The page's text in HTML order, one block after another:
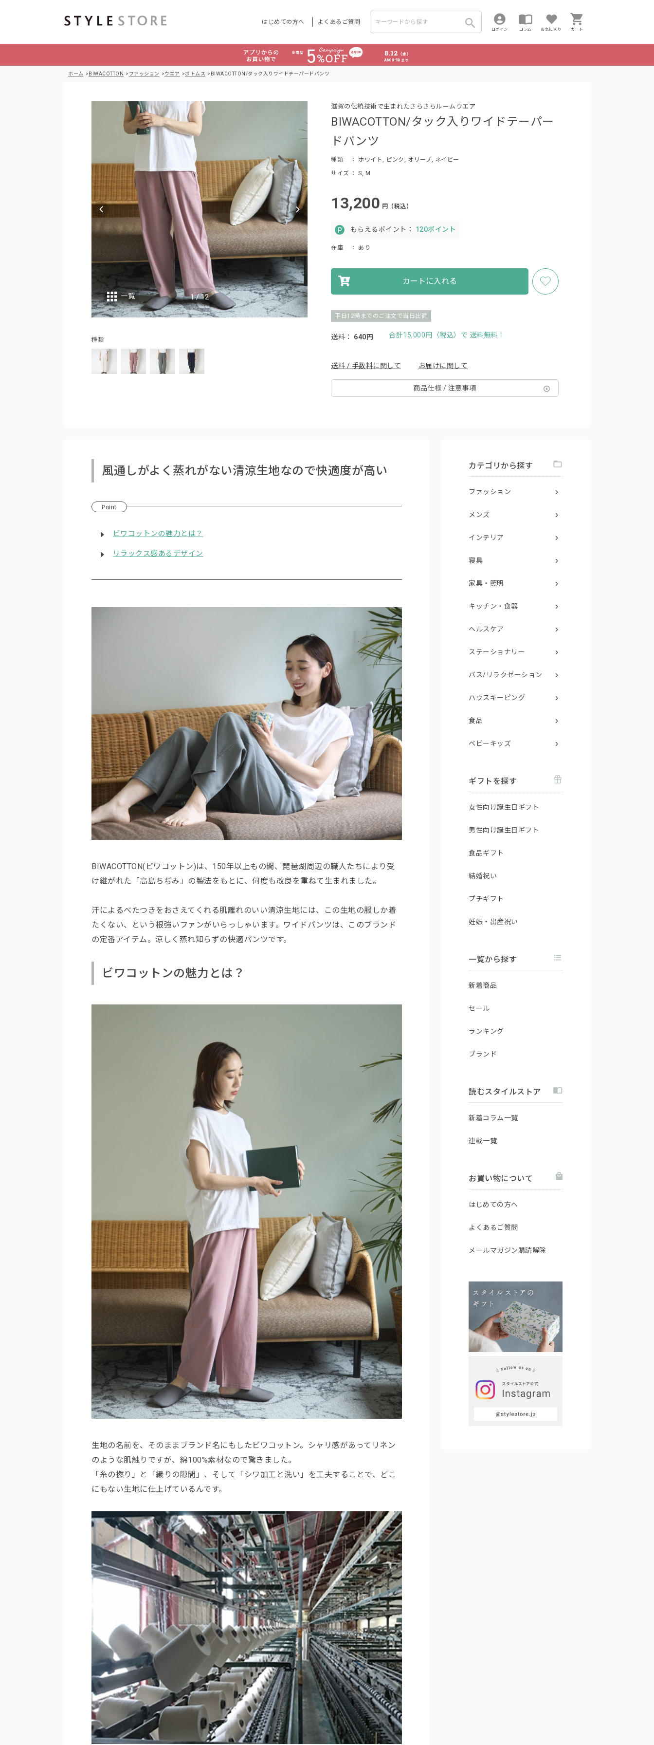
はじめての方へ よくあるご質問
ログイン コラム お気に入り カート
ホーム BIWACOTTON ファッション ウエア ボトムス BIWACOTTON/タック入りワイドテーパードパンツ
BIWACOTTON/タック入りワイドテーパー
ドパンツ
滋賀の伝統技術で生まれたさらさらルームウエア
種類
： ホワイト, ピンク, オリーブ, ネイビー
サイズ ： S, M
13,200 円（税込）
もらえるポイント： 120ポイント
在庫 ： あり
カートに入れる
平日12時までのご注文で当日出荷
送料： 640円 合計15,000円（税込）で 送料無料！
送料 / 手数料に関して お届けに関して
商品仕様 / 注意事項
1/12
一覧
種類
風通しがよく蒸れがない清涼生地なので快適度が高い
Point
ビワコットンの魅力とは？
リラックス感あるデザイン
BIWACOTTON(ビワコットン)は、150年以上もの間、琵琶湖周辺の職人たちにより受
け継がれた「高島ちぢみ」の製法をもとに、何度も改良を重ねて生まれました。
汗によるべたつきをおさえてくれる肌離れのいい清涼生地には、この生地の服しか着
たくない、という根強いファンがいらっしゃいます。ワイドパンツは、このブランド
の定番アイテム。涼しく蒸れ知らずの快適パンツです。
ビワコットンの魅力とは？
生地の名前を、そのままブランド名にもしたビワコットン。シャリ感があってリネン
のような肌触りですが、綿100%素材なので驚きました。
「糸の撚り」と「織りの隙間」、そして「シワ加工と洗い」を工夫することで、どこ
にもない生地に仕上げているんです。
カテゴリから探す
ファッション
メンズ
インテリア
寝具
家具・照明
キッチン・食器
ヘルスケア
ステーショナリー
バス/リラクゼーション
ハウスキーピング
食品
ベビーキッズ
ギフトを探す
女性向け誕生日ギフト
男性向け誕生日ギフト
食品ギフト
結婚祝い
プチギフト
妊娠・出産祝い
一覧から探す
新着商品
セール
ランキング
ブランド
読むスタイルストア
新着コラム一覧
連載一覧
お買い物について
はじめての方へ
よくあるご質問
メールマガジン購読解除